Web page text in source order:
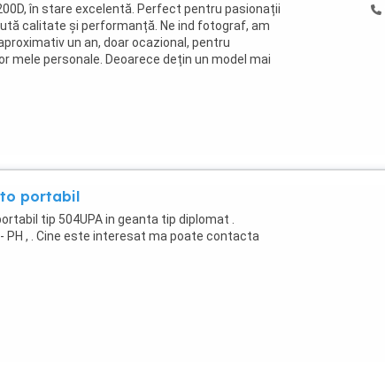
în stare excelentă. Perfect pentru pasionații
calitate și performanță. Ne ind fotograf, am
un an, doar ocazional, pentru
mele personale. Deoarece dețin un model mai
mai fost ...
portabil
tip 504UPA in geanta tip diplomat .
PH , . Cine este interesat ma poate contacta